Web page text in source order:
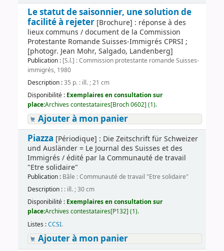
Le statut de saisonnier, une solution de
facilité à rejeter[Brochure] : réponse à des
lieux communs / document de la Commission
Protestante Romande Suisses-Immigrés CPRSI ;
[photogr. Jean Mohr, Salgado, Landenberg]
Publication : [S.l.] : Commission protestante romande Suisses-
immigrés, 1980
Description :35 p. : ill. ; 21 cm
Disponibilité : Exemplaires en consultation sur
place:Archives contestataires[Broch 0602] (1).
Ajouter à mon panier
Piazza [Périodique] : Die Zeitschrift für Schweizer
und Ausländer = Le Journal des Suisses et des
Immigrés / édité par la Communauté de travail
"Etre solidaire"
Publication : Bâle : Communauté de travail "Etre solidaire"
Description : : ill. ; 30 cm
Disponibilité : Exemplaires en consultation sur
place:Archives contestataires[P132] (1).
Listes :CCSI.
Ajouter à mon panier